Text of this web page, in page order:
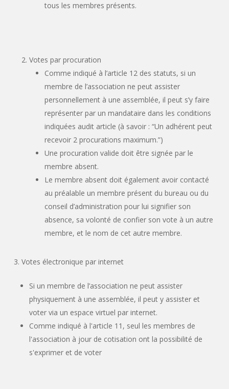
tous les membres présents.
Votes par procuration
Comme indiqué à l’article 12 des statuts, si un
membre de l’association ne peut assister
personnellement à une assemblée, il peut s’y faire
représenter par un mandataire dans les conditions
indiquées audit article (à savoir : “Un adhérent peut
recevoir 2 procurations maximum.”)
Une procuration valide doit être signée par le
membre absent.
Le membre absent doit également avoir contacté
au préalable un membre présent du bureau ou du
conseil d’administration pour lui signifier son
absence, sa volonté de confier son vote à un autre
membre, et le nom de cet autre membre.
3. Votes électronique par internet
Si un membre de l’association ne peut assister
physiquement à une assemblée, il peut y assister et
voter via un espace virtuel par internet.
Comme indiqué à l'article 11, seul les membres de
l'association à jour de cotisation ont la possibilité de
s'exprimer et de voter